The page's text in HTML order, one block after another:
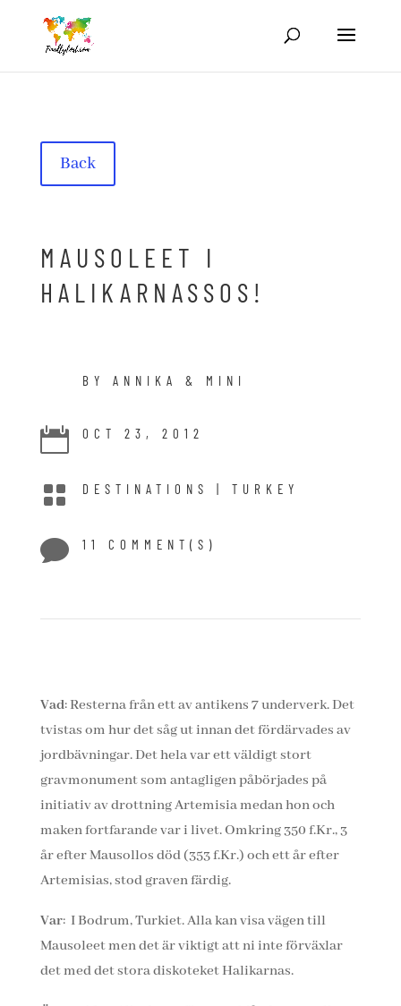
Back
MAUSOLEET I
HALIKARNASSOS!
BY ANNIKA & MINI
 OCT 23, 2012
 DESTINATIONS | TURKEY
 11 COMMENT(S)
Vad: Resterna från ett av antikens 7 underverk. Det
tvistas om hur det såg ut innan det fördärvades av
jordbävningar. Det hela var ett väldigt stort
gravmonument som antagligen påbörjades på
initiativ av drottning Artemisia medan hon och
maken fortfarande var i livet. Omkring 350 f.Kr., 3
år efter Mausollos död (353 f.Kr.) och ett år efter
Artemisias, stod graven färdig.
Var: I Bodrum, Turkiet. Alla kan visa vägen till
Mausoleet men det är viktigt att ni inte förväxlar
det med det stora diskoteket Halikarnas.